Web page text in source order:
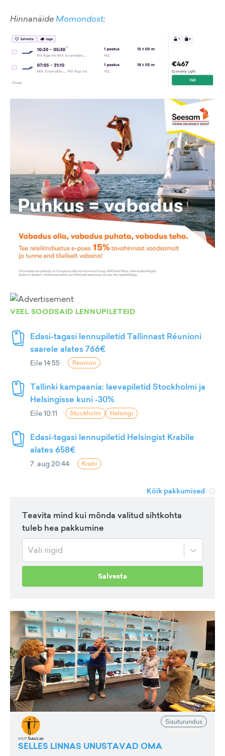
HinnanäideMomondost:
VEEL SOODSAID LENNUPILETEID
Edasi-tagasi lennupiletid Tallinnast Réunioni
saarele alates 766€
Eile 14:55 Reunion
Tallinki kampaania: laevapiletid Stockholmi ja
Helsingisse kuni -30%
Eile 10:11 Stockholm Helsingi
Edasi-tagasi lennupiletid Helsingist Krabile
alates 658€
7. aug 20:44 Krabi
Kõik pakkumised
Teavita mind kui mõnda valitud sihtkohta
tuleb hea pakkumine
Vali riigid
Salvesta
Sisuturundus
SELLES LINNAS UNUSTAVAD OMA